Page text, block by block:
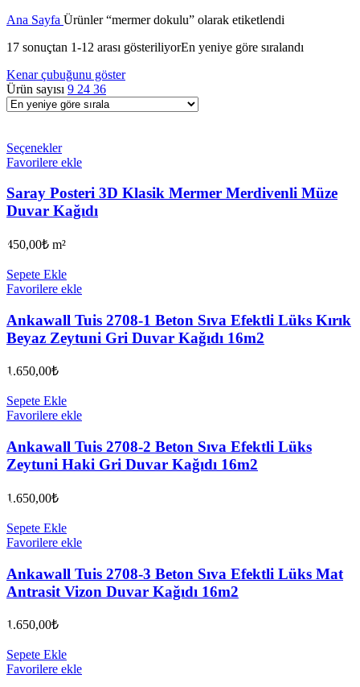
Ana Sayfa Ürünler “mermer dokulu” olarak etiketlendi
17 sonuçtan 1-12 arası gösteriliyorEn yeniye göre sıralandı
Kenar çubuğunu göster
Ürün sayısı 9 24 36
Seçenekler
Favorilere ekle
Saray Posteri 3D Klasik Mermer Merdivenli Müze
Duvar Kağıdı
450,00₺ m²
Sepete Ekle
Favorilere ekle
Ankawall Tuis 2708-1 Beton Sıva Efektli Lüks Kırık
Beyaz Zeytuni Gri Duvar Kağıdı 16m2
1.650,00₺
Sepete Ekle
Favorilere ekle
Ankawall Tuis 2708-2 Beton Sıva Efektli Lüks
Zeytuni Haki Gri Duvar Kağıdı 16m2
1.650,00₺
Sepete Ekle
Favorilere ekle
Ankawall Tuis 2708-3 Beton Sıva Efektli Lüks Mat
Antrasit Vizon Duvar Kağıdı 16m2
1.650,00₺
Sepete Ekle
Favorilere ekle